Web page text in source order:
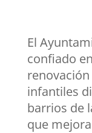
El
confiado
infantiles
barrios de
que